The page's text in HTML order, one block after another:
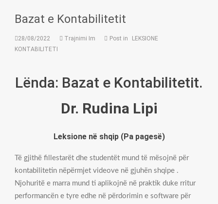
Bazat e Kontabilitetit
28/08/2022 Trajnimi Im Post in
LEKSIONE
KONTABILITETI
Lënda: Bazat e Kontabilitetit.
Dr. Rudina Lipi
Leksione në shqip (Pa pagesë)
Të gjithë fillestarët dhe studentët mund të mësojnë për
kontabilitetin nëpërmjet videove në gjuhën shqipe .
Njohuritë e marra mund ti aplikojnë në praktik duke rritur
performancën e tyre edhe në përdorimin e software për